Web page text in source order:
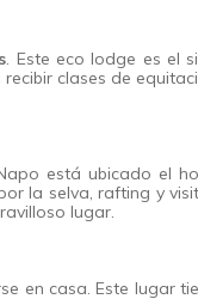
. Este eco lodge es el
clases de
está ubicado el
la selva, rafting y
lugar.
en casa. Este lugar